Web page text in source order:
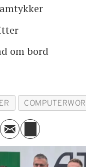
om bord